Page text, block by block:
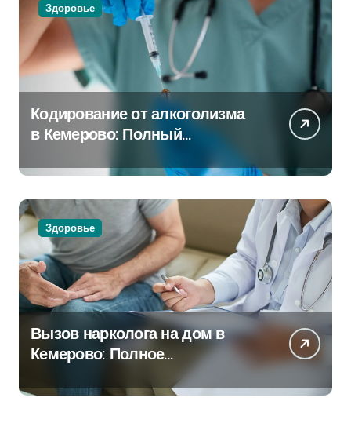
Здоровье
Кодирование от алкоголизма
в Кемерово: Полный
Здоровье
Вызов нарколога на дом в
Кемерово: Полное